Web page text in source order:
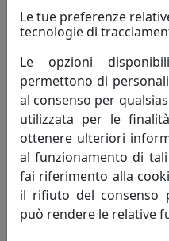
sempre nutrito la
Autodidatta ha
tecniche ad olio e
tra cui il maestro
(MO).
attenzione al
acquerello. Ha
“Giardini” per
prati. Collabora
l’illustrazione di
Le tue preferenze
tecnologie di
Le opzioni
permettono di
al consenso per
utilizzata per le
ottenere ulteriori
al funzionamento di
fai riferimento alla
il rifiuto del consenso
può rendere le relative